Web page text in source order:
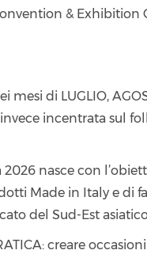
& Exhibition
mesi di LUGLIO,
invece incentrata sul
nasce con
Made in Italy e di
del Sud-Est
creare